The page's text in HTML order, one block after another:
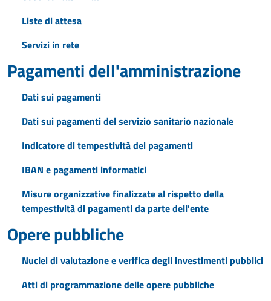
Liste di attesa
Servizi in rete
Pagamenti dell'amministrazione
Dati sui pagamenti
Dati sui pagamenti del servizio sanitario nazionale
Indicatore di tempestività dei pagamenti
IBAN e pagamenti informatici
Misure organizzative finalizzate al rispetto della
tempestività di pagamenti da parte dell'ente
Opere pubbliche
Nuclei di valutazione e verifica degli investimenti pubblici
Atti di programmazione delle opere pubbliche